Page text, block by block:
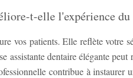
t-elle l'expérience
vos patients. Elle reflète votre
assistante dentaire élégante peut
contribue à instaurer